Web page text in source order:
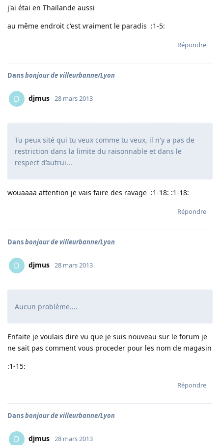
j'ai étai en Thaïlande aussi
au même endroit c'est vraiment le paradis :1-5:
Répondre
Dansbonjour de villeurbanne/Lyon
D djmus 28 mars 2013
Tu peux sité qui tu veux comme tu veux, il n'y a pas de
restriction dans la limite du raisonnable et dans le
respect d’autrui...
wouaaaa attention je vais faire des ravage :1-18: :1-18:
Répondre
Dansbonjour de villeurbanne/Lyon
D djmus 28 mars 2013
Aucun problème....
Enfaite je voulais dire vu que je suis nouveau sur le forum je
ne sait pas comment vous proceder pour les nom de magasin
:1-15:
Répondre
Dansbonjour de villeurbanne/Lyon
D djmus 28 mars 2013